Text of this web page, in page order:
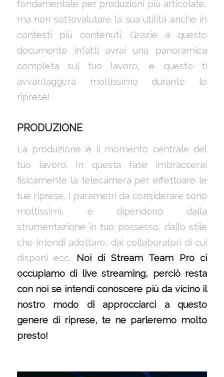
fondamentale per produzioni più articolate,
ma non sottovalutare la sua utilità anche in
contesti più contenuti. Grazie a questo
documento infatti avrai una panoramica
completa sul tuo lavoro, e questo ti
avvantaggerà moltissimo durante le
riprese!
PRODUZIONE
La produzione è il momento centrale del
tuo lavoro. In questa fase imbraccerai
fisicamente la telecamera per effettuare le
tue riprese. I parametri da considerare sono
moltissimi, e dipendono dalla
strumentazione in tuo possesso, dallo stile
che intendi adottare, dai collaboratori di cui
disponi ecc. Noi di Stream Team Pro ci
occupiamo di live streaming, perciò resta
con noi se intendi conoscere più da vicino il
nostro modo di approcciarci a questo
genere di riprese, te ne parleremo molto
presto!